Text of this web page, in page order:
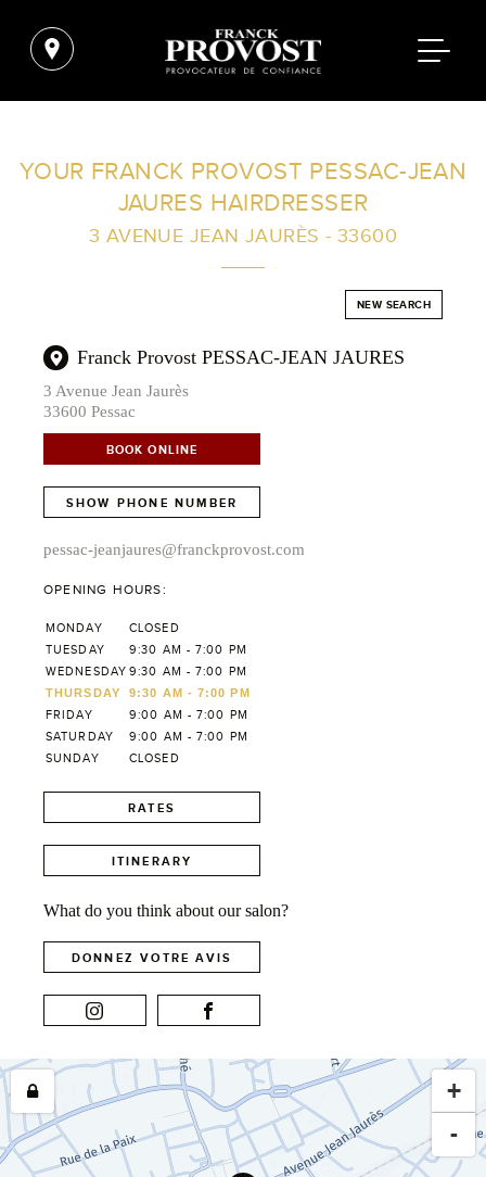
FILTER
YOUR FRANCK PROVOST PESSAC-JEAN
JAURES HAIRDRESSER
3 AVENUE JEAN JAURÈS - 33600
NEW SEARCH
Franck Provost PESSAC-JEAN JAURES
3 Avenue Jean Jaurès
33600 Pessac
BOOK ONLINE
SHOW PHONE NUMBER
pessac-jeanjaures@franckprovost.com
OPENING HOURS:
MONDAY
CLOSED
TUESDAY
9:30 AM - 7:00 PM
WEDNESDAY 9:30 AM - 7:00 PM
THURSDAY
9:30 AM - 7:00 PM
FRIDAY
9:00 AM - 7:00 PM
SATURDAY
9:00 AM - 7:00 PM
SUNDAY
CLOSED
RATES
ITINERARY
What do you think about our salon?
DONNEZ VOTRE AVIS
+
-